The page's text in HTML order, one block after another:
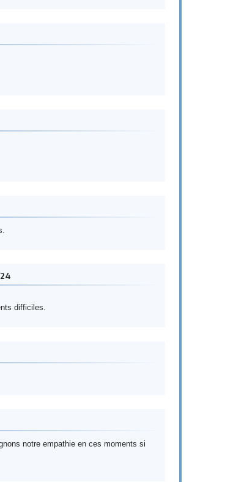
difficiles.
notre empathie en ces moments si